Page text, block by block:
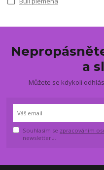
a
Můžete se kdykoli
Souhlasím se zpracováním
newsletteru.